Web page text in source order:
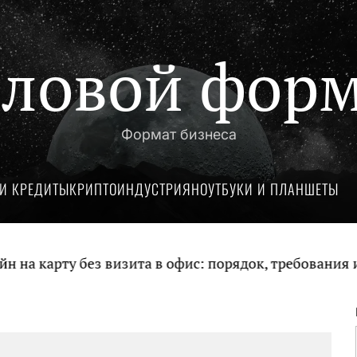
Формат бизнеса
КРЕДИТЫКРИПТОИНДУСТРИЯНОУТБУКИ И ПЛАНШЕТЫ
карту без визита в офис: порядок, требования и